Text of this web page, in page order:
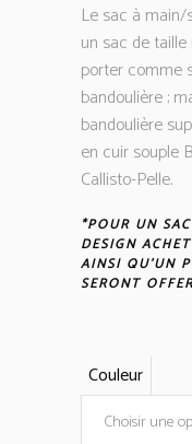
Le sac à main/
un sac de
porter comme
bandoulière ;
bandoulière
en cuir souple
Callisto-Pelle.
*POUR UN
DESIGN
AINSI QU’UN
SERONT
Couleur
Choisir une